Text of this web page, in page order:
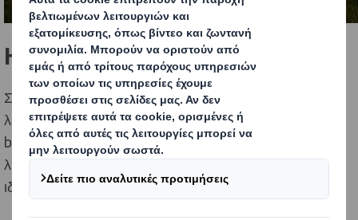
Η πρόκληση
Στον δυναμικό κόσμο της συσκευασίας, όπου η
λειτουργικότητα, η βιωσιμότητα και το επιτυχημένο
branding οφείλουν να συμπορεύονται, οι καινοτόμες
λύσεις που απαντούν σε σύνθετες προκλήσεις είναι
ιδιαίτερα περιζήτητες.